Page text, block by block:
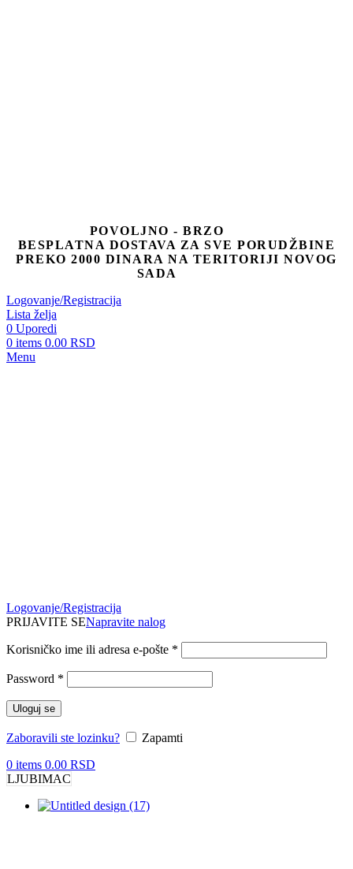
POVOLJNO - BRZO
BESPLATNA DOSTAVA ZA SVE PORUDŽBINE
PREKO 2000 DINARA NA TERITORIJI NOVOG
SADA
Logovanje/Registracija
Lista želja
0 Uporedi
0 items 0.00 RSD
Menu
Logovanje/Registracija
PRIJAVITE SENapravite nalog
Korisničko ime ili adresa e-pošte *
Password *
Uloguj se
Zaboravili ste lozinku?
Zapamti
0 items 0.00 RSD
LJUBIMAC